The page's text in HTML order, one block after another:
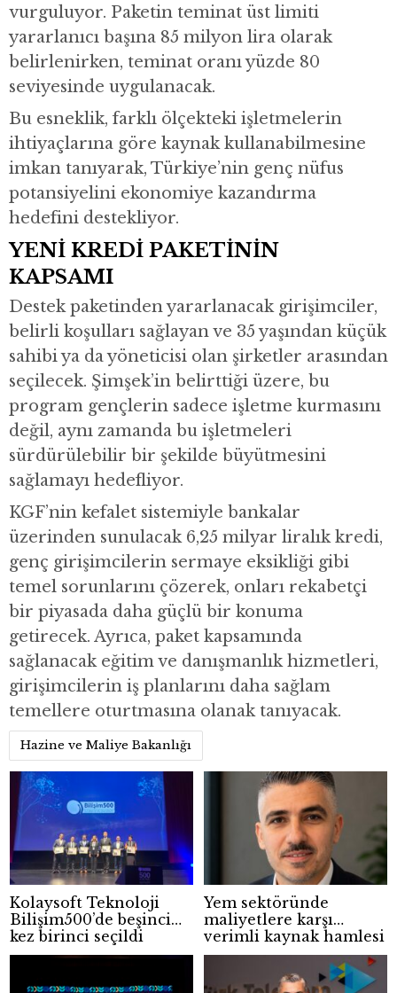
vurguluyor. Paketin teminat üst limiti
yararlanıcı başına 85 milyon lira olarak
belirlenirken, teminat oranı yüzde 80
seviyesinde uygulanacak.
Bu esneklik, farklı ölçekteki işletmelerin
ihtiyaçlarına göre kaynak kullanabilmesine
imkan tanıyarak, Türkiye’nin genç nüfus
potansiyelini ekonomiye kazandırma
hedefini destekliyor.
YENİ KREDİ PAKETİNİN
KAPSAMI
Destek paketinden yararlanacak girişimciler,
belirli koşulları sağlayan ve 35 yaşından küçük
sahibi ya da yöneticisi olan şirketler arasından
seçilecek. Şimşek’in belirttiği üzere, bu
program gençlerin sadece işletme kurmasını
değil, aynı zamanda bu işletmeleri
sürdürülebilir bir şekilde büyütmesini
sağlamayı hedefliyor.
KGF’nin kefalet sistemiyle bankalar
üzerinden sunulacak 6,25 milyar liralık kredi,
genç girişimcilerin sermaye eksikliği gibi
temel sorunlarını çözerek, onları rekabetçi
bir piyasada daha güçlü bir konuma
getirecek. Ayrıca, paket kapsamında
sağlanacak eğitim ve danışmanlık hizmetleri,
girişimcilerin iş planlarını daha sağlam
temellere oturtmasına olanak tanıyacak.
Hazine ve Maliye Bakanlığı
Kolaysoft Teknoloji
Bilişim500’de beşinci
kez birinci seçildi
Yem sektöründe
maliyetlere karşı
verimli kaynak hamlesi